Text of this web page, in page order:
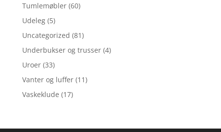
Tumlemøbler (60)
Udeleg (5)
Uncategorized (81)
Underbukser og trusser (4)
Uroer (33)
Vanter og luffer (11)
Vaskeklude (17)